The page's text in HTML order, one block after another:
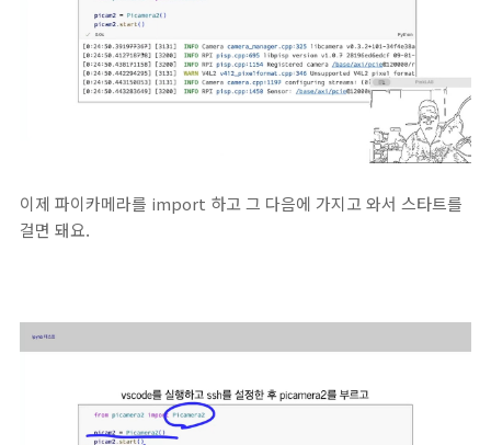
이제 파이카메라를 import 하고 그 다음에 가지고 와서 스타트를
걸면 돼요.